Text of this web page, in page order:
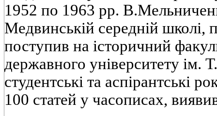
1952 по 1963 pp.
Медвинськiй середнiй школi,
поступив на iсторичний
державного унiверситету iм.
студентськi та аспiрантськi
100 статей у часописах,